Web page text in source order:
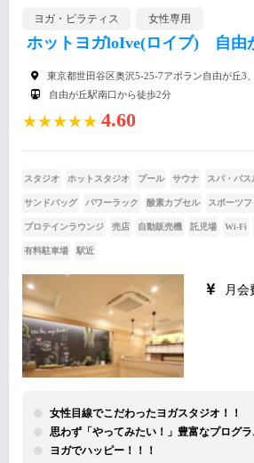
ヨガ・ピラティス 女性専用
ホットヨガloIve(ロイブ) 自由
東京都世田谷区奥沢5-25-7アポラン自由が丘3
自由が丘駅南口から徒歩2分
★★★★★ 4.60
スタジオ ホットスタジオ プール サウナ スパ・バス
サンドバッグ パワーラック 酸素カプセル スポーツ
プロテインラウンジ 売店 自動販売機 託児場 Wi-Fi
有料駐車場 駅近
月
女性目線でこだわったヨガスタジオ！！
思わず「やってみたい！」豊富なプログラ
ヨガでハッピー！！！